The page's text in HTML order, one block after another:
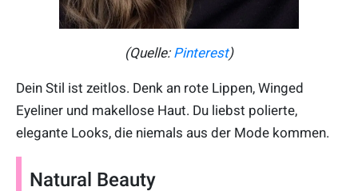
(Quelle: Pinterest)
Dein Stil ist zeitlos. Denk an rote Lippen, Winged
Eyeliner und makellose Haut. Du liebst polierte,
elegante Looks, die niemals aus der Mode kommen.
Natural Beauty